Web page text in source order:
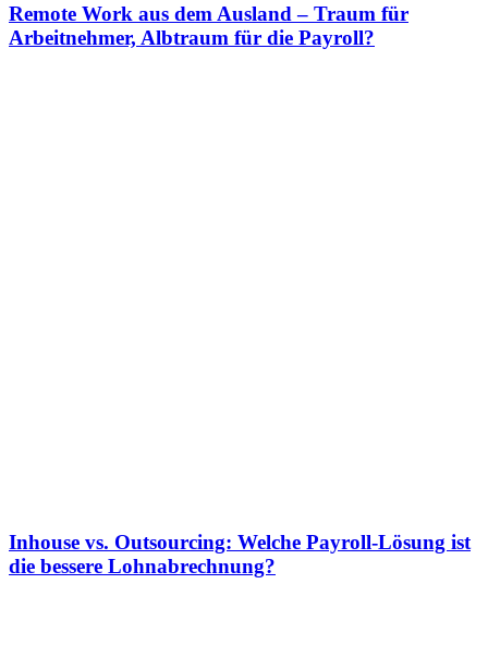
Remote Work aus dem Ausland – Traum für
Arbeitnehmer, Albtraum für die Payroll?
Inhouse vs. Outsourcing: Welche Payroll-Lösung ist
die bessere Lohnabrechnung?